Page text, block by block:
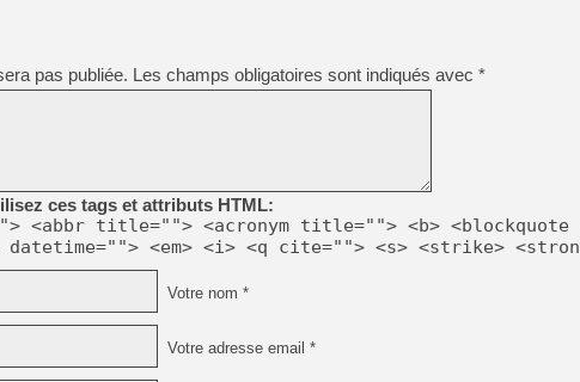
pas publiée. Les champs obligatoires sont indiqués avec *
ces tags et attributs HTML:
<abbr title=""> <acronym title=""> <b> <blockquote
datetime=""> <em> <i> <q cite=""> <s> <strike>
Votre nom *
Votre adresse email *